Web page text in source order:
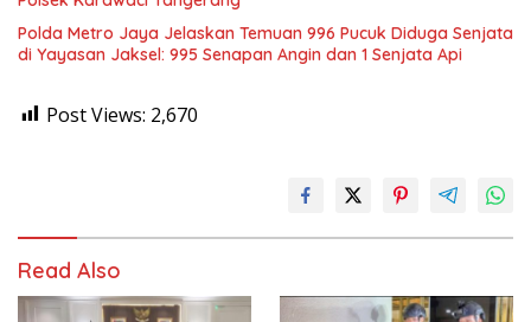
Polda Metro Jaya Jelaskan Temuan 996 Pucuk Diduga Senjata
di Yayasan Jaksel: 995 Senapan Angin dan 1 Senjata Api
Post Views: 2,670
Read Also